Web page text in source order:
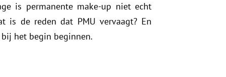
is permanente make-up niet echt
is de reden dat PMU vervaagt? En
het begin beginnen.